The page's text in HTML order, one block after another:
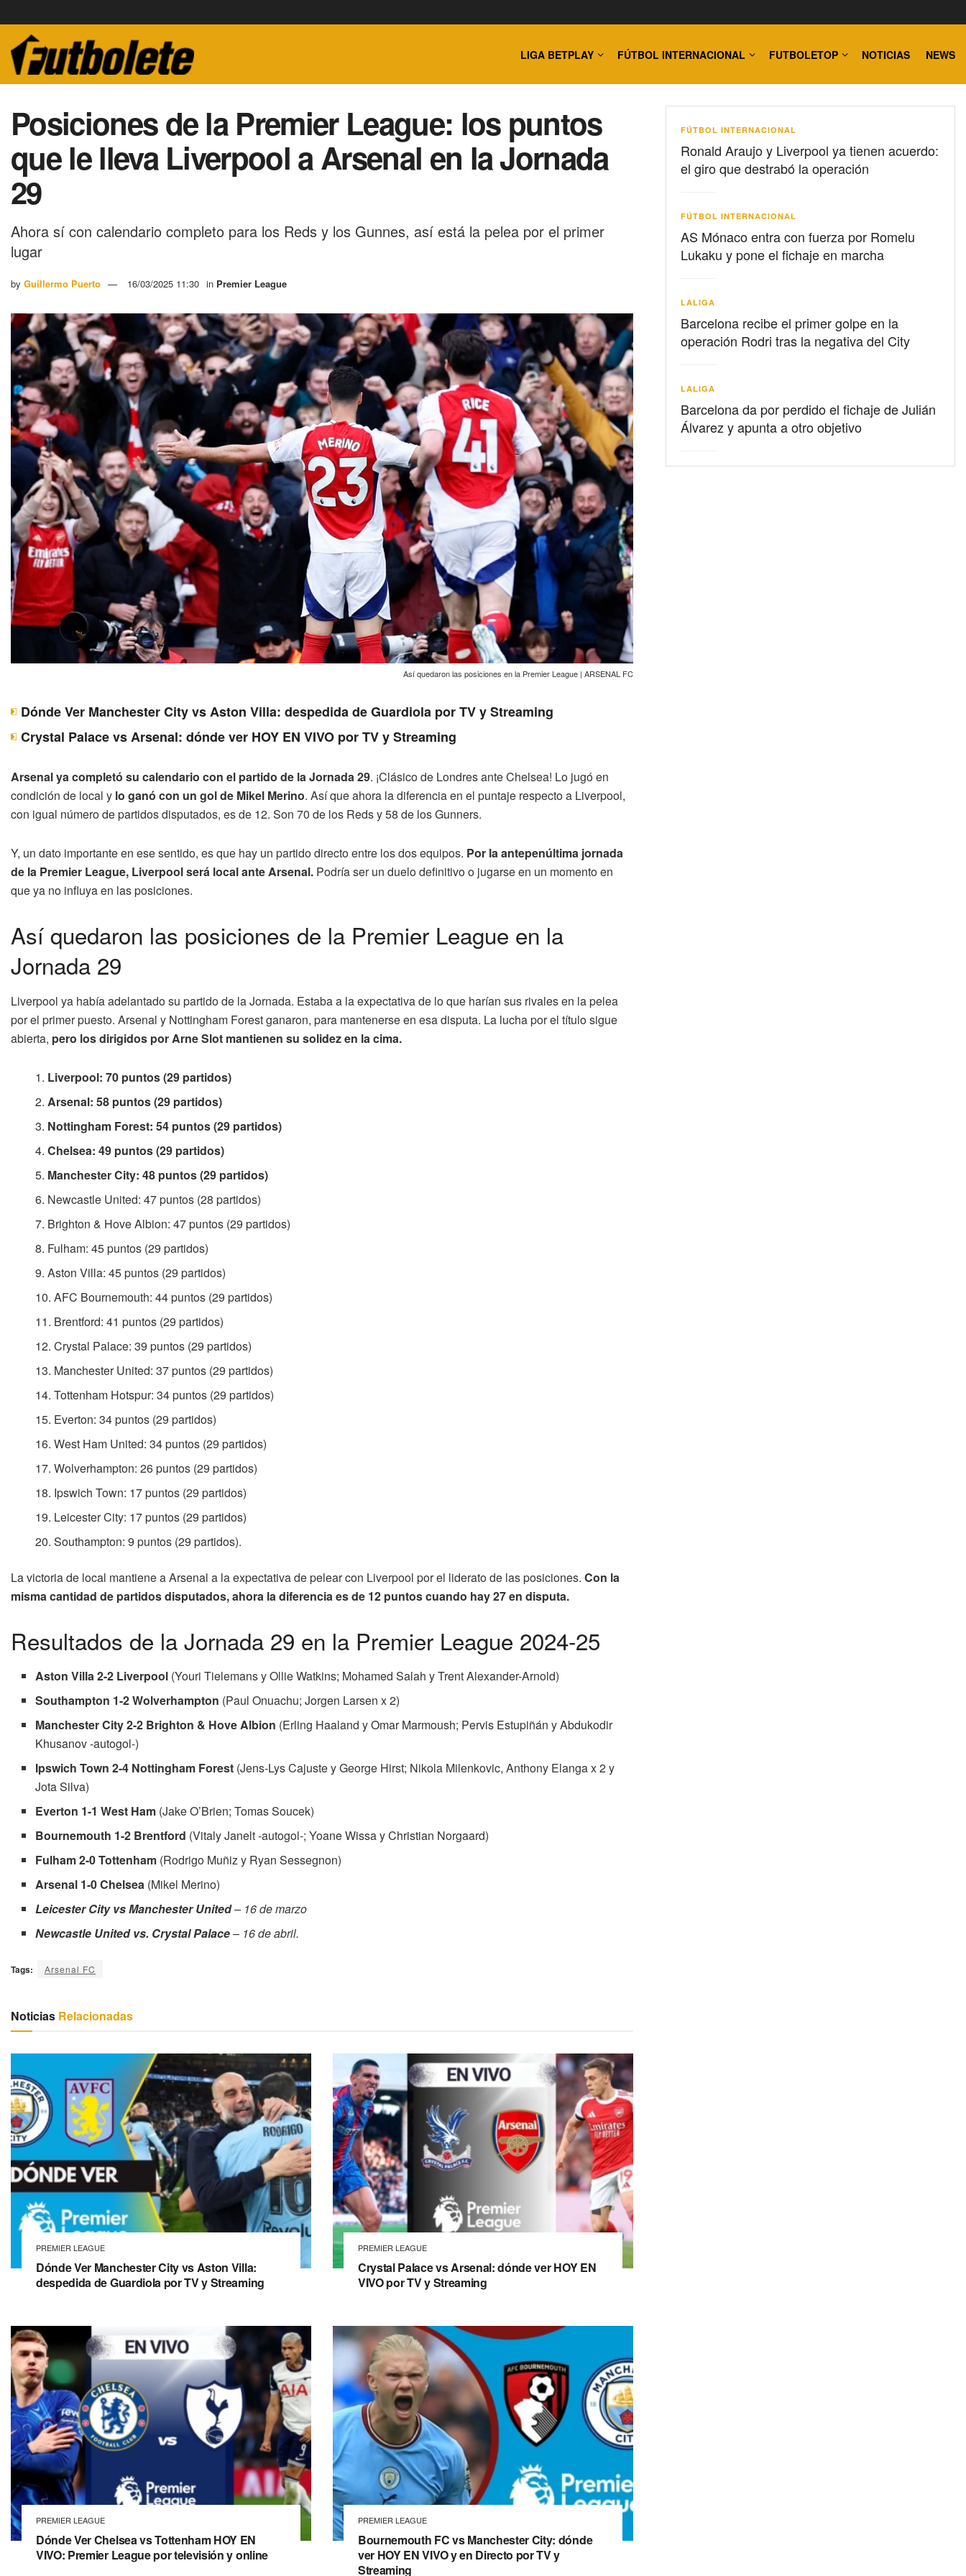
LIGA BETPLAY FÚTBOL INTERNACIONAL FUTBOLETOP NOTICIAS NEWS
Posiciones de la Premier League: los puntos
que le lleva Liverpool a Arsenal en la Jornada
29
Ahora sí con calendario completo para los Reds y los Gunnes, así está la pelea por el primer
lugar
by Guillermo Puerto 16/03/2025 11:30 in Premier League
Así quedaron las posiciones en la Premier League | ARSENAL FC
Dónde Ver Manchester City vs Aston Villa: despedida de Guardiola por TV y Streaming
Crystal Palace vs Arsenal: dónde ver HOY EN VIVO por TV y Streaming
Arsenal ya completó su calendario con el partido de la Jornada 29. ¡Clásico de Londres ante Chelsea! Lo jugó en
condición de local y lo ganó con un gol de Mikel Merino. Así que ahora la diferencia en el puntaje respecto a Liverpool,
con igual número de partidos disputados, es de 12. Son 70 de los Reds y 58 de los Gunners.
Y, un dato importante en ese sentido, es que hay un partido directo entre los dos equipos. Por la antepenúltima jornada
de la Premier League, Liverpool será local ante Arsenal. Podría ser un duelo definitivo o jugarse en un momento en
que ya no influya en las posiciones.
Así quedaron las posiciones de la Premier League en la
Jornada 29
Liverpool ya había adelantado su partido de la Jornada. Estaba a la expectativa de lo que harían sus rivales en la pelea
por el primer puesto. Arsenal y Nottingham Forest ganaron, para mantenerse en esa disputa. La lucha por el título sigue
abierta, pero los dirigidos por Arne Slot mantienen su solidez en la cima.
Liverpool: 70 puntos (29 partidos)
Arsenal: 58 puntos (29 partidos)
Nottingham Forest: 54 puntos (29 partidos)
Chelsea: 49 puntos (29 partidos)
Manchester City: 48 puntos (29 partidos)
Newcastle United: 47 puntos (28 partidos)
Brighton & Hove Albion: 47 puntos (29 partidos)
Fulham: 45 puntos (29 partidos)
Aston Villa: 45 puntos (29 partidos)
AFC Bournemouth: 44 puntos (29 partidos)
Brentford: 41 puntos (29 partidos)
Crystal Palace: 39 puntos (29 partidos)
Manchester United: 37 puntos (29 partidos)
Tottenham Hotspur: 34 puntos (29 partidos)
Everton: 34 puntos (29 partidos)
West Ham United: 34 puntos (29 partidos)
Wolverhampton: 26 puntos (29 partidos)
Ipswich Town: 17 puntos (29 partidos)
Leicester City: 17 puntos (29 partidos)
Southampton: 9 puntos (29 partidos).
La victoria de local mantiene a Arsenal a la expectativa de pelear con Liverpool por el liderato de las posiciones. Con la
misma cantidad de partidos disputados, ahora la diferencia es de 12 puntos cuando hay 27 en disputa.
Resultados de la Jornada 29 en la Premier League 2024-25
Aston Villa 2-2 Liverpool (Youri Tielemans y Ollie Watkins; Mohamed Salah y Trent Alexander-Arnold)
Southampton 1-2 Wolverhampton (Paul Onuachu; Jorgen Larsen x 2)
Manchester City 2-2 Brighton & Hove Albion (Erling Haaland y Omar Marmoush; Pervis Estupiñán y Abdukodir
Khusanov -autogol-)
Ipswich Town 2-4 Nottingham Forest (Jens-Lys Cajuste y George Hirst; Nikola Milenkovic, Anthony Elanga x 2 y
Jota Silva)
Everton 1-1 West Ham (Jake O’Brien; Tomas Soucek)
Bournemouth 1-2 Brentford (Vitaly Janelt -autogol-; Yoane Wissa y Christian Norgaard)
Fulham 2-0 Tottenham (Rodrigo Muñiz y Ryan Sessegnon)
Arsenal 1-0 Chelsea (Mikel Merino)
Leicester City vs Manchester United– 16 de marzo
Newcastle United vs. Crystal Palace– 16 de abril.
Tags: Arsenal FC
Noticias Relacionadas
PREMIER LEAGUE
Dónde Ver Manchester City vs Aston Villa:
despedida de Guardiola por TV y Streaming
PREMIER LEAGUE
Crystal Palace vs Arsenal: dónde ver HOY EN
VIVO por TV y Streaming
PREMIER LEAGUE
Dónde Ver Chelsea vs Tottenham HOY EN
VIVO: Premier League por televisión y online
PREMIER LEAGUE
Bournemouth FC vs Manchester City: dónde
ver HOY EN VIVO y en Directo por TV y
Streaming
FÚTBOL INTERNACIONAL
Ronald Araujo y Liverpool ya tienen acuerdo:
el giro que destrabó la operación
FÚTBOL INTERNACIONAL
AS Mónaco entra con fuerza por Romelu
Lukaku y pone el fichaje en marcha
LALIGA
Barcelona recibe el primer golpe en la
operación Rodri tras la negativa del City
LALIGA
Barcelona da por perdido el fichaje de Julián
Álvarez y apunta a otro objetivo